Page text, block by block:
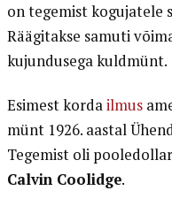
on tegemist kogujatele
Räägitakse samuti
kujundusega kuldmünt.
Esimest kordailmus
münt 1926. aastal
Tegemist oli
Calvin Coolidge.